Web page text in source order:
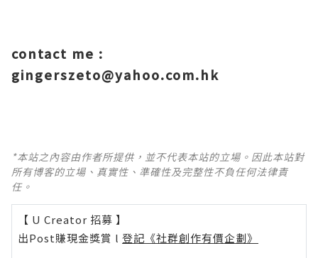
contact me :
gingerszeto@yahoo.com.hk
*本站之內容由作者所提供，並不代表本站的立場。因此本站對
所有博客的立場、真實性、準確性及完整性不負任何法律責
任。
【 U Creator 招募 】
出Post賺現金獎賞 l 登記《社群創作有價企劃》